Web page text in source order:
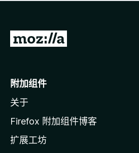
无
转
o
i
l
a
附加组件
关于
Firefox 附加组件博客
扩展工坊